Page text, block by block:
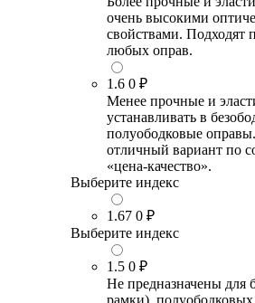
очень высокими
свойствами. Подходят
любых оправ.
1.6 0 ₽
Менее прочные и
устанавливать в
полуободковые
отличный вариант по
«цена-качество».
Выберите индекс
1.67 0 ₽
Выберите индекс
1.5 0 ₽
Не предназначены для
рамки), полуободковых